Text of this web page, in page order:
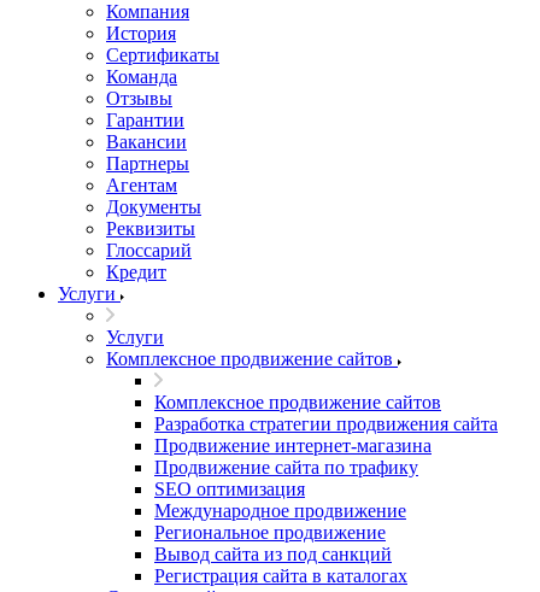
Компания
История
Сертификаты
Команда
Отзывы
Гарантии
Вакансии
Партнеры
Агентам
Документы
Реквизиты
Глоссарий
Кредит
Услуги
Услуги
Комплексное продвижение сайтов
Комплексное продвижение сайтов
Разработка стратегии продвижения сайта
Продвижение интернет-магазина
Продвижение сайта по трафику
SEO оптимизация
Международное продвижение
Региональное продвижение
Вывод сайта из под санкций
Регистрация сайта в каталогах